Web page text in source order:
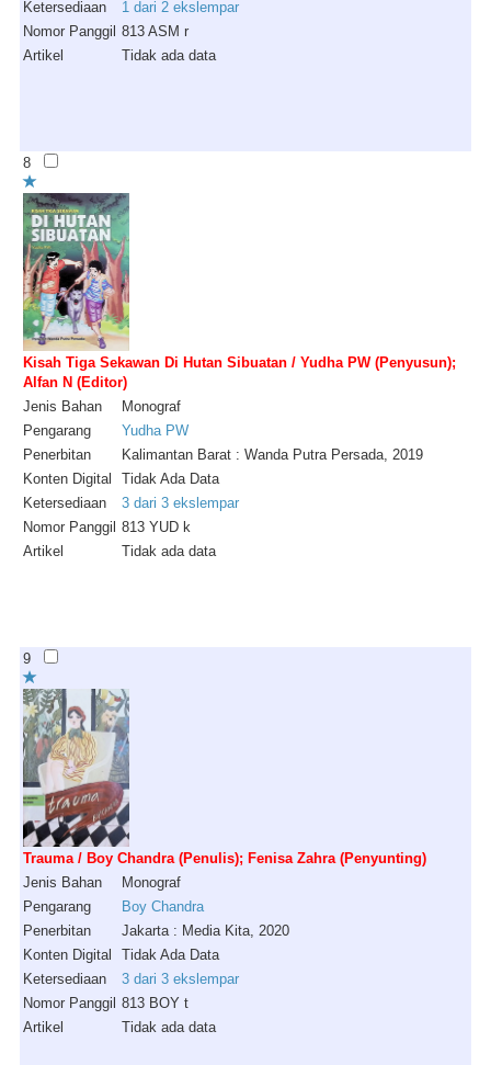
Ketersediaan
1 dari 2 ekslempar
Nomor Panggil 813 ASM r
Artikel
Tidak ada data
8
Kisah Tiga Sekawan Di Hutan Sibuatan / Yudha PW (Penyusun);
Alfan N (Editor)
Jenis Bahan
Monograf
Pengarang
Yudha PW
Penerbitan
Kalimantan Barat : Wanda Putra Persada, 2019
Konten Digital
Tidak Ada Data
Ketersediaan
3 dari 3 ekslempar
Nomor Panggil 813 YUD k
Artikel
Tidak ada data
9
Trauma / Boy Chandra (Penulis); Fenisa Zahra (Penyunting)
Jenis Bahan
Monograf
Pengarang
Boy Chandra
Penerbitan
Jakarta : Media Kita, 2020
Konten Digital
Tidak Ada Data
Ketersediaan
3 dari 3 ekslempar
Nomor Panggil 813 BOY t
Artikel
Tidak ada data